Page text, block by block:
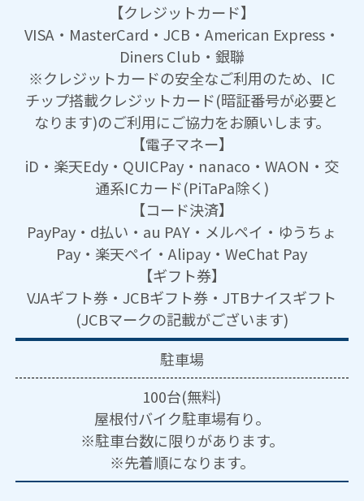
【クレジットカード】
VISA・MasterCard・JCB・American Express・
Diners Club・銀聯
※クレジットカードの安全なご利用のため、IC
チップ搭載クレジットカード(暗証番号が必要と
なります)のご利用にご協力をお願いします。
【電子マネー】
iD・楽天Edy・QUICPay・nanaco・WAON・交
通系ICカード(PiTaPa除く)
【コード決済】
PayPay・d払い・au PAY・メルペイ・ゆうちょ
Pay・楽天ペイ・Alipay・WeChat Pay
【ギフト券】
VJAギフト券・JCBギフト券・JTBナイスギフト
(JCBマークの記載がございます)
駐車場
100台(無料)
屋根付バイク駐車場有り。
※駐車台数に限りがあります。
※先着順になります。